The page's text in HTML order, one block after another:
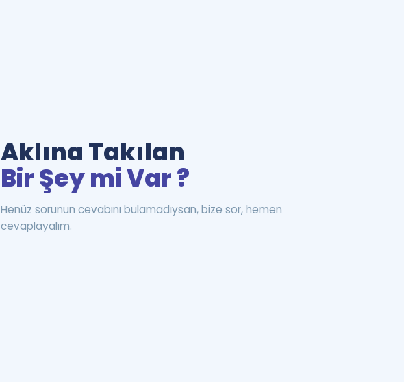
Aklına Takılan
Bir Şey mi Var ?
Henüz sorunun cevabını bulamadıysan, bize sor, hemen
cevaplayalım.